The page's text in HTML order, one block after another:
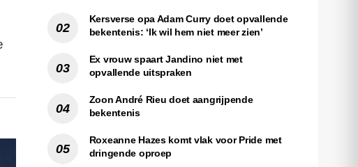
Kersverse opa Adam Curry doet opvallende
bekentenis: ‘Ik wil hem niet meer zien’
Ex vrouw spaart Jandino niet met
opvallende uitspraken
Zoon André Rieu doet aangrijpende
bekentenis
Roxeanne Hazes komt vlak voor Pride met
dringende oproep